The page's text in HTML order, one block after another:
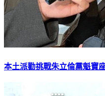
本土派勸挑戰朱立倫黨魁寶